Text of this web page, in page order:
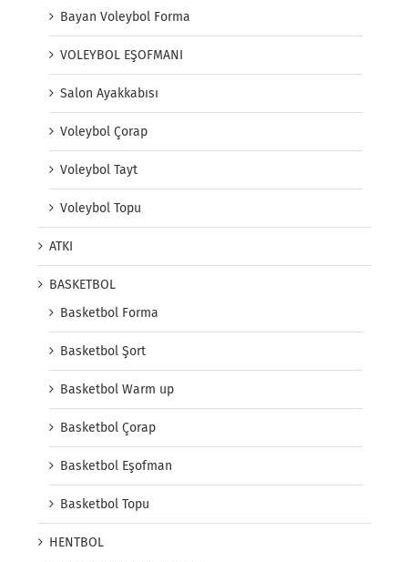
Bayan Voleybol Forma
VOLEYBOL EŞOFMANI
Salon Ayakkabısı
Voleybol Çorap
Voleybol Tayt
Voleybol Topu
ATKI
BASKETBOL
Basketbol Forma
Basketbol Şort
Basketbol Warm up
Basketbol Çorap
Basketbol Eşofman
Basketbol Topu
HENTBOL